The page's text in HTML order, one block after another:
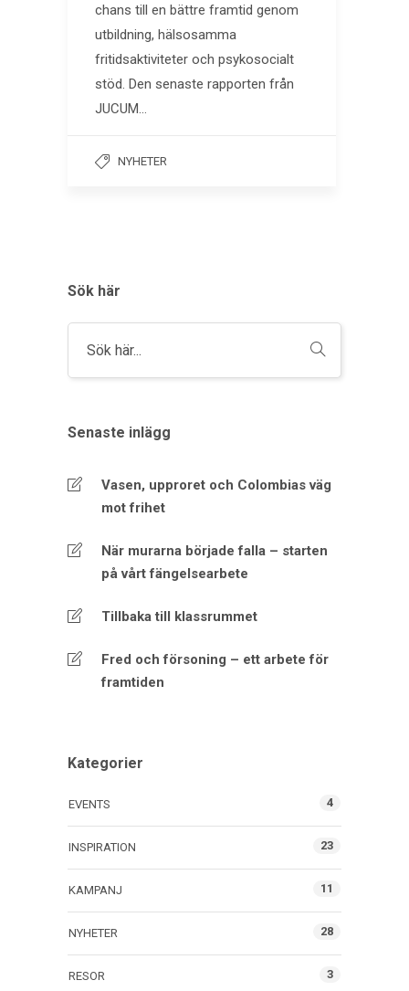
chans till en bättre framtid genom
utbildning, hälsosamma
fritidsaktiviteter och psykosocialt
stöd. Den senaste rapporten från
JUCUM…
NYHETER
Sök här
Senaste inlägg
Vasen, upproret och Colombias väg
mot frihet
När murarna började falla – starten
på vårt fängelsearbete
Tillbaka till klassrummet
Fred och försoning – ett arbete för
framtiden
Kategorier
EVENTS 4
INSPIRATION 23
KAMPANJ 11
NYHETER 28
RESOR 3